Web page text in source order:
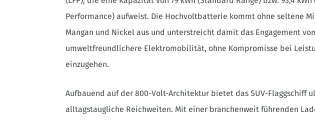
Performance) aufweist. Die Hochvoltbatterie kommt ohne seltene
Mangan und Nickel aus und unterstreicht damit das Engagement von
umweltfreundlichere Elektromobilität, ohne Kompromisse bei
einzugehen.
Aufbauend auf der 800-Volt-Architektur bietet das SUV-Flaggschiff
alltagstaugliche Reichweiten. Mit einer branchenweit führenden